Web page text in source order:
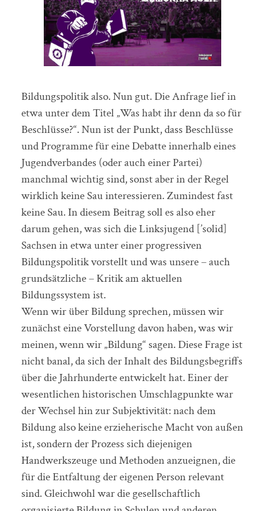
Bildungspolitik also. Nun gut. Die Anfrage lief in
etwa unter dem Titel „Was habt ihr denn da so für
Beschlüsse?“. Nun ist der Punkt, dass Beschlüsse
und Programme für eine Debatte innerhalb eines
Jugendverbandes (oder auch einer Partei)
manchmal wichtig sind, sonst aber in der Regel
wirklich keine Sau interessieren. Zumindest fast
keine Sau. In diesem Beitrag soll es also eher
darum gehen, was sich die Linksjugend [’solid]
Sachsen in etwa unter einer progressiven
Bildungspolitik vorstellt und was unsere – auch
grundsätzliche – Kritik am aktuellen
Bildungssystem ist.
Wenn wir über Bildung sprechen, müssen wir
zunächst eine Vorstellung davon haben, was wir
meinen, wenn wir „Bildung“ sagen. Diese Frage ist
nicht banal, da sich der Inhalt des Bildungsbegriffs
über die Jahrhunderte entwickelt hat. Einer der
wesentlichen historischen Umschlagpunkte war
der Wechsel hin zur Subjektivität: nach dem
Bildung also keine erzieherische Macht von außen
ist, sondern der Prozess sich diejenigen
Handwerkszeuge und Methoden anzueignen, die
für die Entfaltung der eigenen Person relevant
sind. Gleichwohl war die gesellschaftlich